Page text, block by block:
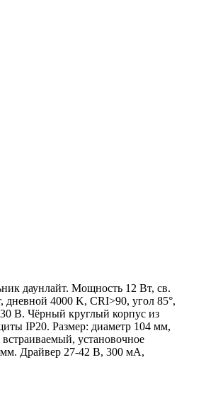
даунлайт. Мощность 12 Вт, св.
дневной 4000 K, CRI>90, угол 85°,
В. Чёрный круглый корпус из
IP20. Размер: диаметр 104 мм,
установочное
мм. Драйвер 27-42 В, 300 мА,